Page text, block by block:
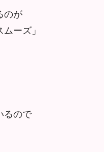
のが
ーズ」
るので